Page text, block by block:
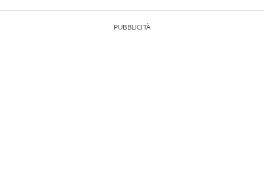
PUBBLICITÀ